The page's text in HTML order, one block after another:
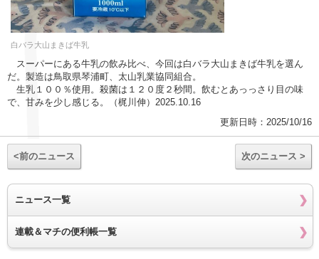
白バラ大山まきば牛乳
スーパーにある牛乳の飲み比べ、今回は白バラ大山まきば牛乳を選ん
だ。製造は鳥取県琴浦町、太山乳業協同組合。
生乳１００％使用。殺菌は１２０度２秒間。飲むとあっっさり目の味
で、甘みを少し感じる。（梶川伸）2025.10.16
更新日時：2025/10/16
<前のニュース 次のニュース >
ニュース一覧
連載＆マチの便利帳一覧